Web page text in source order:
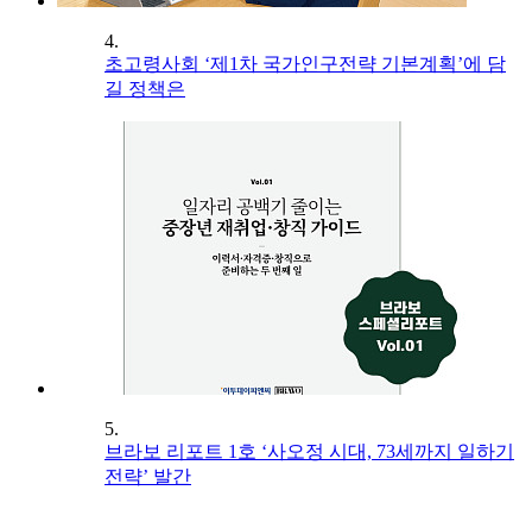
4.
초고령사회 ‘제1차 국가인구전략 기본계획’에 담
길 정책은
5.
브라보 리포트 1호 ‘사오정 시대, 73세까지 일하기
전략’ 발간